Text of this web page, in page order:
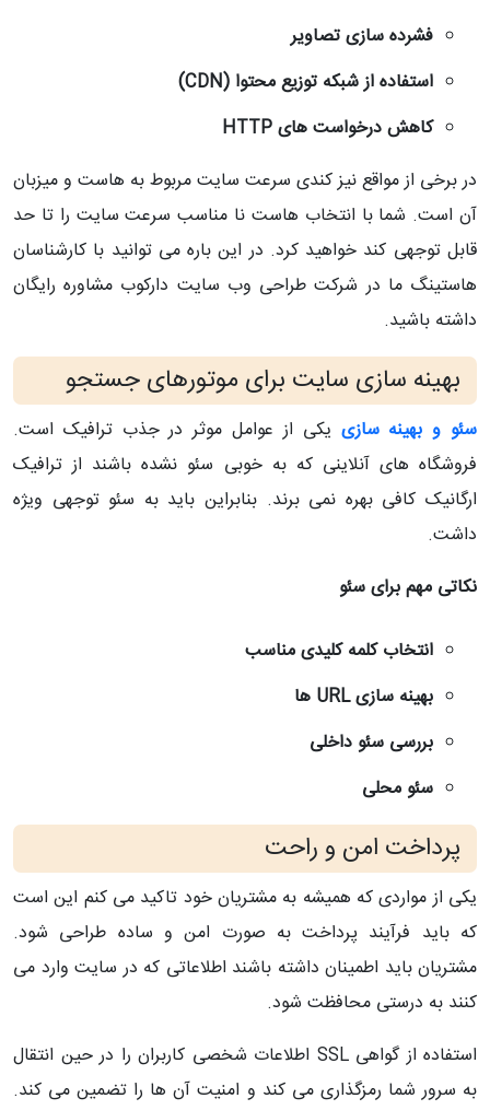
فشرده سازی تصاویر
استفاده از شبکه توزیع محتوا (CDN)
کاهش درخواست های HTTP
در برخی از مواقع نیز کندی سرعت سایت مربوط به هاست و میزبان
آن است. شما با انتخاب هاست نا مناسب سرعت سایت را تا حد
قابل توجهی کند خواهید کرد. در این باره می توانید با کارشناسان
هاستینگ ما در شرکت طراحی وب سایت دارکوب مشاوره رایگان
داشته باشید.
بهینه سازی سایت برای موتورهای جستجو
سئو و بهینه سازی یکی از عوامل موثر در جذب ترافیک است.
فروشگاه های آنلاینی که به خوبی سئو نشده باشند از ترافیک
ارگانیک کافی بهره نمی برند. بنابراین باید به سئو توجهی ویژه
داشت.
نکاتی مهم برای سئو
انتخاب کلمه کلیدی مناسب
بهینه سازی URL ها
بررسی سئو داخلی
سئو محلی
پرداخت امن و راحت
یکی از مواردی که همیشه به مشتریان خود تاکید می کنم این است
که باید فرآیند پرداخت به صورت امن و ساده طراحی شود.
مشتریان باید اطمینان داشته باشند اطلاعاتی که در سایت وارد می
کنند به درستی محافظت شود.
استفاده از گواهی SSL اطلاعات شخصی کاربران را در حین انتقال
به سرور شما رمزگذاری می کند و امنیت آن ها را تضمین می کند.